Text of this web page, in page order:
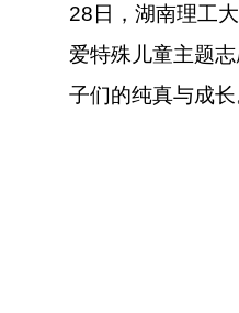
28日，湖南理工
爱特殊儿童主题
子们的纯真与成